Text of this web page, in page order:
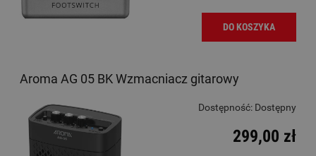
DO KOSZYKA
Aroma AG 05 BK Wzmacniacz gitarowy
Dostępność: Dostępny
299,00 zł